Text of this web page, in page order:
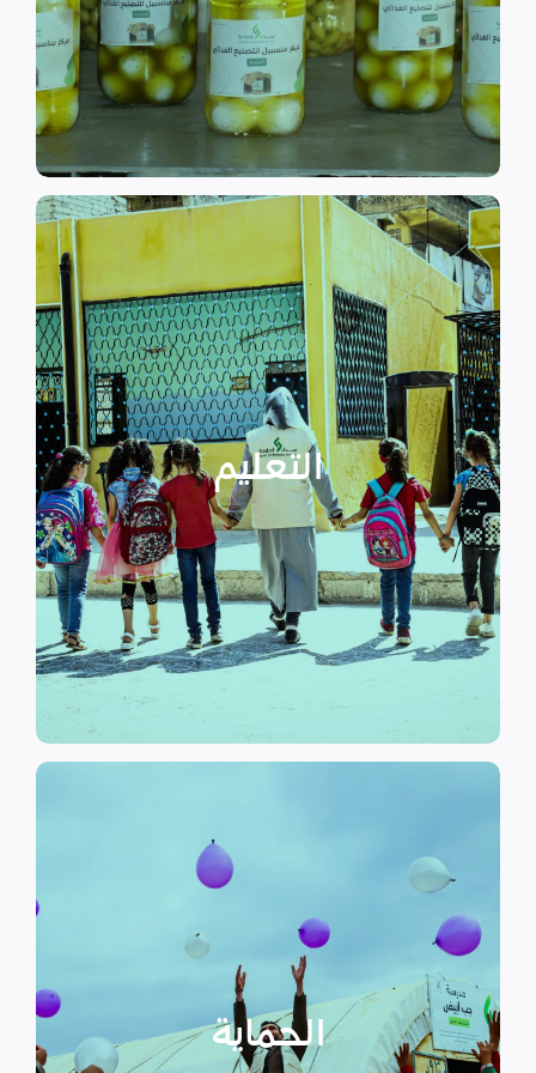
الى الاهتمام بالمشاريع التنموية.
اقرأ المزيد
التعليم
التعليم
نهدف إلى توفير مناهج التعليم غير
الرسمي وبرامج التوعية التي
تستهدف الناشئين والأطفال مما
يساهم في تعزيز السلام و دعم
الأطفال المنقطعين عن العملية
التعليمية أو المتأخرين عن المراحل
الدراسية بسبب الصراع القائم.
اقرأ المزيد
الحماية
الحماية
الأسر المهمشة والتي ترأسها إناث
عبر تعزيز المساعدة الإنسانية التي
تراعي الأمور الخاصة بالنوع
الاجتماعي “الجنساني” مع التركيز